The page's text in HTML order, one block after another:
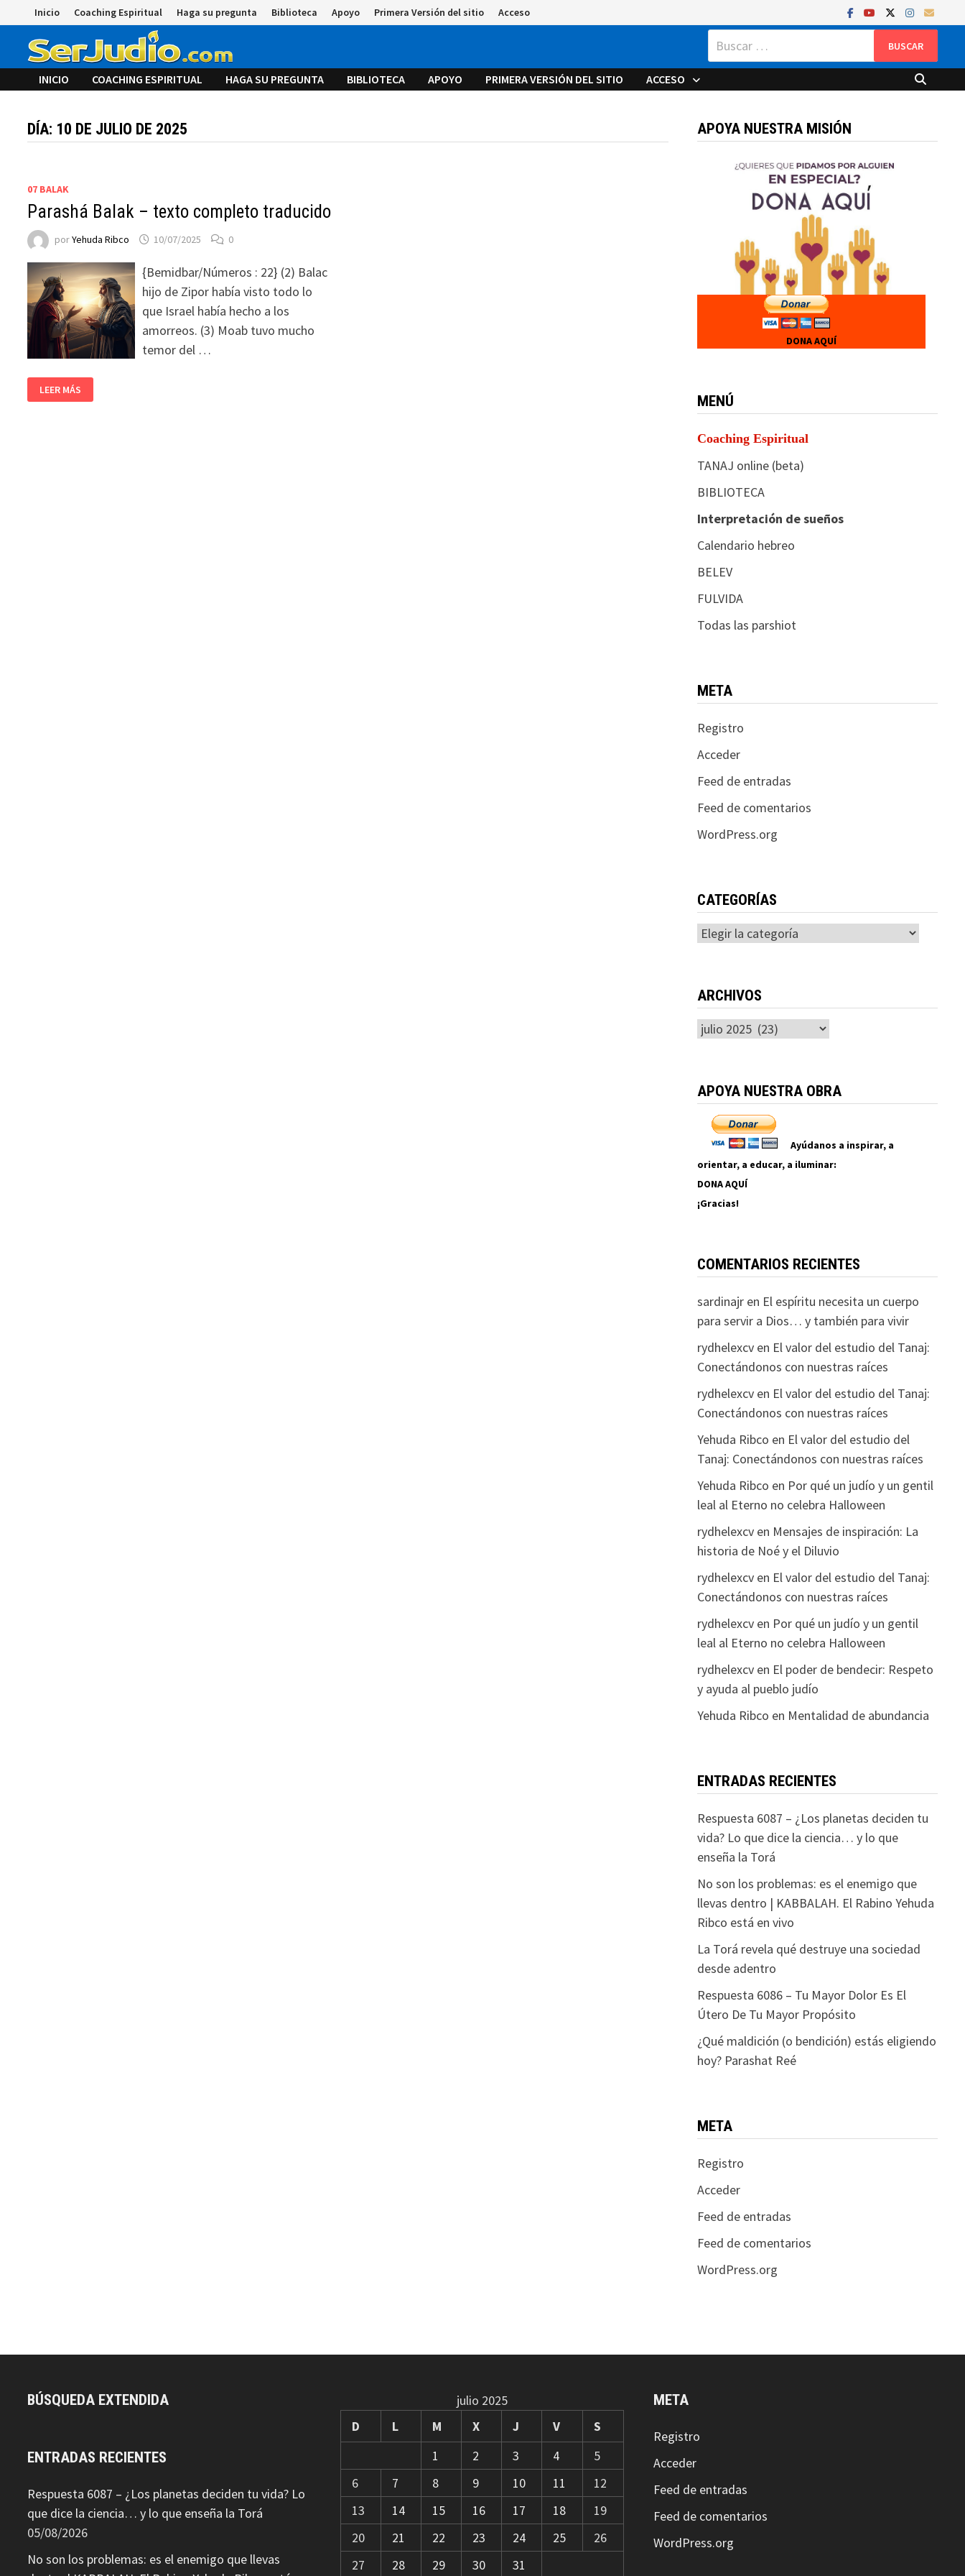
al
contenido
Inicio Coaching Espiritual Haga su pregunta Biblioteca Apoyo Primera Versión del sitio Acceso
Buscar:
INICIO COACHING ESPIRITUAL HAGA SU PREGUNTA BIBLIOTECA APOYO PRIMERA VERSIÓN DEL SITIO ACCESO
DÍA: 10 DE JULIO DE 2025
07 BALAK
Parashá Balak – texto completo traducido
porYehuda Ribco 10/07/2025 0
{Bemidbar/Números : 22} (2) Balac
hijo de Zipor había visto todo lo
que Israel había hecho a los
amorreos. (3) Moab tuvo mucho
temor del …
LEER MÁS
APOYA NUESTRA MISIÓN
DONA AQUÍ
MENÚ
Coaching Espiritual
TANAJ online (beta)
BIBLIOTECA
Interpretación de sueños
Calendario hebreo
BELEV
FULVIDA
Todas las parshiot
META
Registro
Acceder
Feed de entradas
Feed de comentarios
WordPress.org
CATEGORÍAS
Categorías
ARCHIVOS
Archivos
APOYA NUESTRA OBRA
Ayúdanos a inspirar, a
orientar, a educar, a iluminar:
DONA AQUÍ
¡Gracias!
COMENTARIOS RECIENTES
sardinajren El espíritu necesita un cuerpo
para servir a Dios… y también para vivir
rydhelexcven El valor del estudio del Tanaj:
Conectándonos con nuestras raíces
rydhelexcven El valor del estudio del Tanaj:
Conectándonos con nuestras raíces
Yehuda Ribco en El valor del estudio del
Tanaj: Conectándonos con nuestras raíces
Yehuda Ribco en Por qué un judío y un gentil
leal al Eterno no celebra Halloween
rydhelexcven Mensajes de inspiración: La
historia de Noé y el Diluvio
rydhelexcven El valor del estudio del Tanaj:
Conectándonos con nuestras raíces
rydhelexcven Por qué un judío y un gentil
leal al Eterno no celebra Halloween
rydhelexcven El poder de bendecir: Respeto
y ayuda al pueblo judío
Yehuda Ribco en Mentalidad de abundancia
ENTRADAS RECIENTES
Respuesta 6087 – ¿Los planetas deciden tu
vida? Lo que dice la ciencia… y lo que
enseña la Torá
No son los problemas: es el enemigo que
llevas dentro | KABBALAH. El Rabino Yehuda
Ribco está en vivo
La Torá revela qué destruye una sociedad
desde adentro
Respuesta 6086 – Tu Mayor Dolor Es El
Útero De Tu Mayor Propósito
¿Qué maldición (o bendición) estás eligiendo
hoy? Parashat Reé
META
Registro
Acceder
Feed de entradas
Feed de comentarios
WordPress.org
BÚSQUEDA EXTENDIDA
ENTRADAS RECIENTES
Respuesta 6087 – ¿Los planetas deciden tu vida? Lo
que dice la ciencia… y lo que enseña la Torá
05/08/2026
No son los problemas: es el enemigo que llevas
julio 2025
D
L M X J V
S
1
2 3 4
5
6
7 8 9 10 11
12
13
14 15 16 17 18
19
20
21 22 23 24 25
26
27
28 29 30 31
META
Registro
Acceder
Feed de entradas
Feed de comentarios
WordPress.org